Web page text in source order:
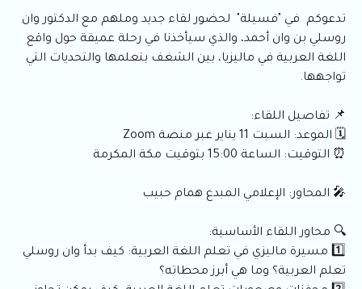
تدعوكم في "فسيلة" لحضور لقاء جديد وملهم مع الدكتور وان
روسلي بن وان أحمد، والذي سيأخذنا في رحلة عميقة حول واقع
اللغة العربية في ماليزيا، بين الشغف بتعلمها والتحديات التي
تواجهها.
📌 تفاصيل اللقاء:
🗓️ الموعد: السبت 11 يناير عبر منصة Zoom
⏰ التوقيت: الساعة 15:00 بتوقيت مكة المكرمة
🎤 المحاور: الإعلامي المبدع همام حبيب
🔍 محاور اللقاء الأساسية:
1️⃣ مسيرة ماليزي في تعلم اللغة العربية: كيف بدأ وان روسلي
تعلم العربية؟ وما هي أبرز محطاته؟